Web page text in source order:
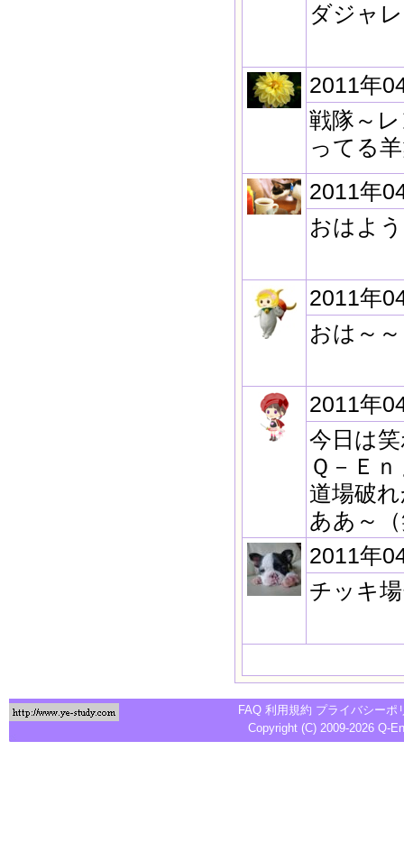
ダジャ
2011年
戦隊～
ってる
2011年
おはよ
2011年
おは～
2011年
今日は
Ｑ－Ｅ
道場破
ああ～
2011年
チッキ
FAQ 利用規約 プライバシーポ
Copyright (C) 2009-2026 Q-